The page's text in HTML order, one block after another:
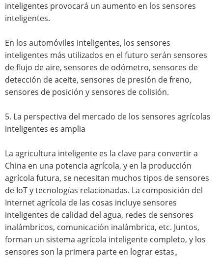
inteligentes provocará un aumento en los sensores
inteligentes.
En los automóviles inteligentes, los sensores
inteligentes más utilizados en el futuro serán sensores
de flujo de aire, sensores de odómetro, sensores de
detección de aceite, sensores de presión de freno,
sensores de posición y sensores de colisión.
5. La perspectiva del mercado de los sensores agrícolas
inteligentes es amplia
La agricultura inteligente es la clave para convertir a
China en una potencia agrícola, y en la producción
agrícola futura, se necesitan muchos tipos de sensores
de IoT y tecnologías relacionadas. La composición del
Internet agrícola de las cosas incluye sensores
inteligentes de calidad del agua, redes de sensores
inalámbricos, comunicación inalámbrica, etc. Juntos,
forman un sistema agrícola inteligente completo, y los
sensores son la primera parte en lograr estas。